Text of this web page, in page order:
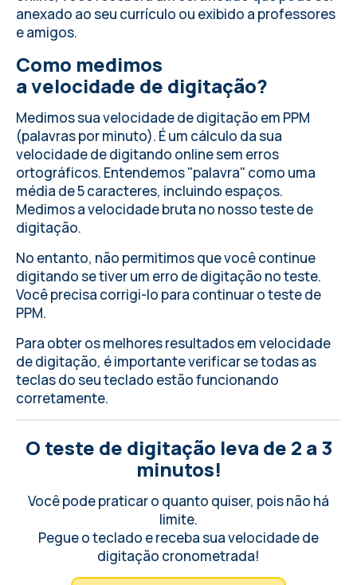
anexado ao seu currículo ou exibido a professores
e amigos.
Como medimos
a velocidade de digitação?
Medimos sua velocidade de digitação em PPM
(palavras por minuto). É um cálculo da sua
velocidade de digitando online sem erros
ortográficos. Entendemos "palavra" como uma
média de 5 caracteres, incluindo espaços.
Medimos a velocidade bruta no nosso teste de
digitação.
No entanto, não permitimos que você continue
digitando se tiver um erro de digitação no teste.
Você precisa corrigi-lo para continuar o teste de
PPM.
Para obter os melhores resultados em velocidade
de digitação, é importanteverificar se todas as
teclas do seu teclado estão funcionando
corretamente.
O teste de digitação leva de 2 a 3
minutos!
Você pode praticar o quanto quiser, pois não há
limite.
Pegue o teclado e receba sua velocidade de
digitação cronometrada!